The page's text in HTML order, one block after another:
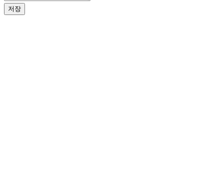
저장